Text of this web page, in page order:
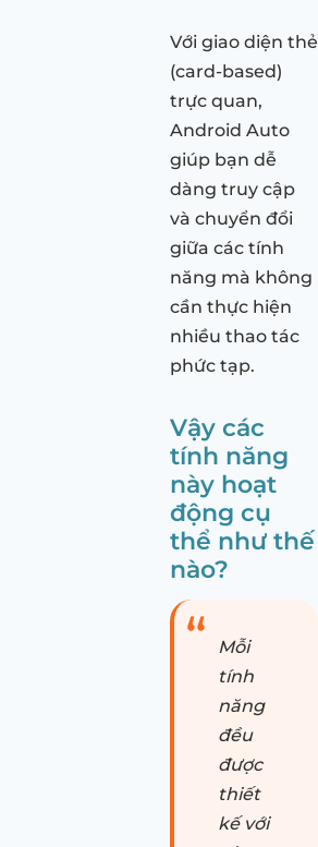
Với giao diện thẻ
(card-based)
trực quan,
Android Auto
giúp bạn dễ
dàng truy cập
và chuyển đổi
giữa các tính
năng mà không
cần thực hiện
nhiều thao tác
phức tạp.
Vậy các
tính năng
này hoạt
động cụ
thể như thế
nào?
Mỗi
tính
năng
đều
được
thiết
kế với